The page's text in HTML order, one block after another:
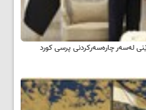
له‌سه‌ر چاره‌سه‌ركردنی پرسی كورد